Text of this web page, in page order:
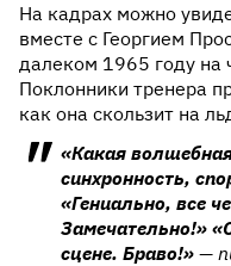
На кадрах можно
вместе с Георгием
далеком 1965 году на
Поклонники тренера
как она скользит на
«Какая
синхронность,
«Гениально, все
Замечательно!»
сцене. Браво!» —